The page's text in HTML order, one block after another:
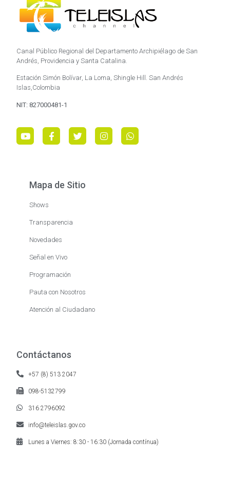
Canal Público Regional del Departamento Archipiélago de San
Andrés, Providencia y Santa Catalina.
Estación Simón Bolívar, La Loma, Shingle Hill. San Andrés
Islas,Colombia
NIT: 827000481-1
Mapa de Sitio
Shows
Transparencia
Novedades
Señal en Vivo
Programación
Pauta con Nosotros
Atención al Ciudadano
Contáctanos
+57 (8) 513 2047
098-5132799
316 2796092
info@teleislas.gov.co
Lunes a Viernes: 8:30 - 16:30 (Jornada contínua)